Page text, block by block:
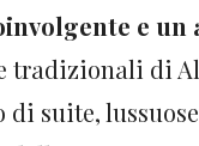
e un
di
suite,